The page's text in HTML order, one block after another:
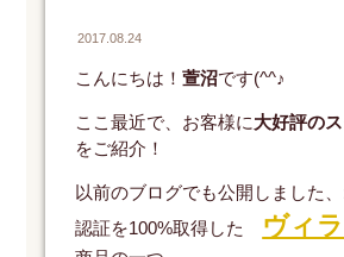
2017.08.24
こんにちは！萱沼です(^^♪
ここ最近で、お客様に大好評の
をご紹介！
以前のブログでも公開しました
認証を100%取得した
ヴィ